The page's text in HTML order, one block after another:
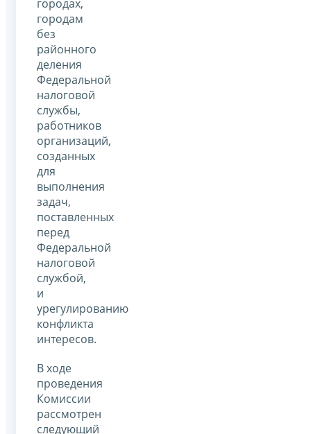
городах,
городам
без
районного
деления
Федеральной
налоговой
службы,
работников
организаций,
созданных
для
выполнения
задач,
поставленных
перед
Федеральной
налоговой
службой,
и
урегулированию
конфликта
интересов.
В ходе
проведения
Комиссии
рассмотрен
следующий